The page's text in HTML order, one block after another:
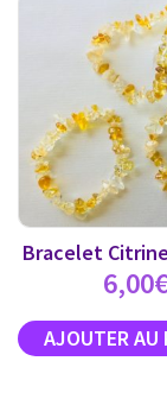
Bracelet
6,00